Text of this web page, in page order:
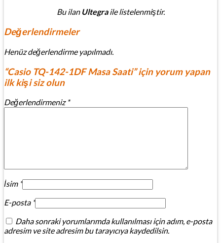
Bu ilan Ultegraile listelenmiştir.
Değerlendirmeler
Henüz değerlendirme yapılmadı.
“Casio TQ-142-1DF Masa Saati” için yorum yapan
ilk kişi siz olun
Değerlendirmeniz *
İsim *
E-posta *
Daha sonraki yorumlarımda kullanılması için adım, e-posta
adresim ve site adresim bu tarayıcıya kaydedilsin.